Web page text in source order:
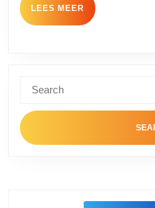
LEES MEER LEES
MEER
for: